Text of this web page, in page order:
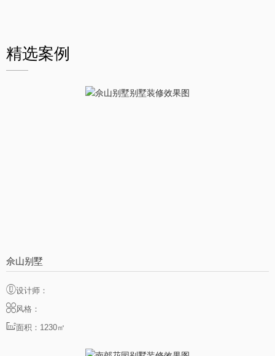
精选案例
佘山别墅
设计师：
风格：
面积：1230㎡